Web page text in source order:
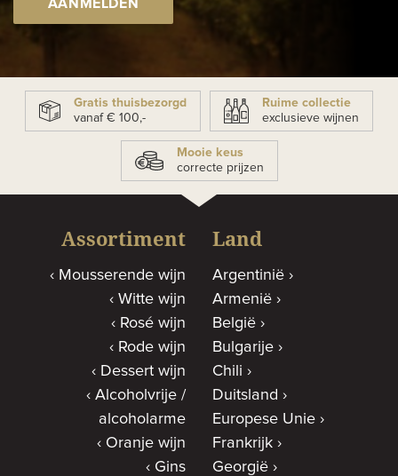
AANMELDEN
Gratis thuisbezorgd
vanaf € 100,-
Ruime collectie
exclusieve wijnen
Mooie keus
correcte prijzen
Assortiment
Mousserende wijn
Witte wijn
Rosé wijn
Rode wijn
Dessert wijn
Alcoholvrije /
alcoholarme
Oranje wijn
Gins
Land
Argentinië
Armenië
België
Bulgarije
Chili
Duitsland
Europese Unie
Frankrijk
Georgië